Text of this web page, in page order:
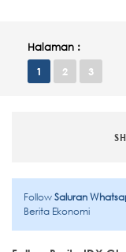
Halaman :
1 2 3
FollowSaluran
Berita Ekonomi